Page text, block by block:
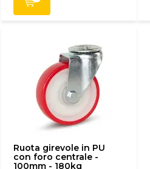
Ruota girevole in PU
con foro centrale -
100mm - 180kg